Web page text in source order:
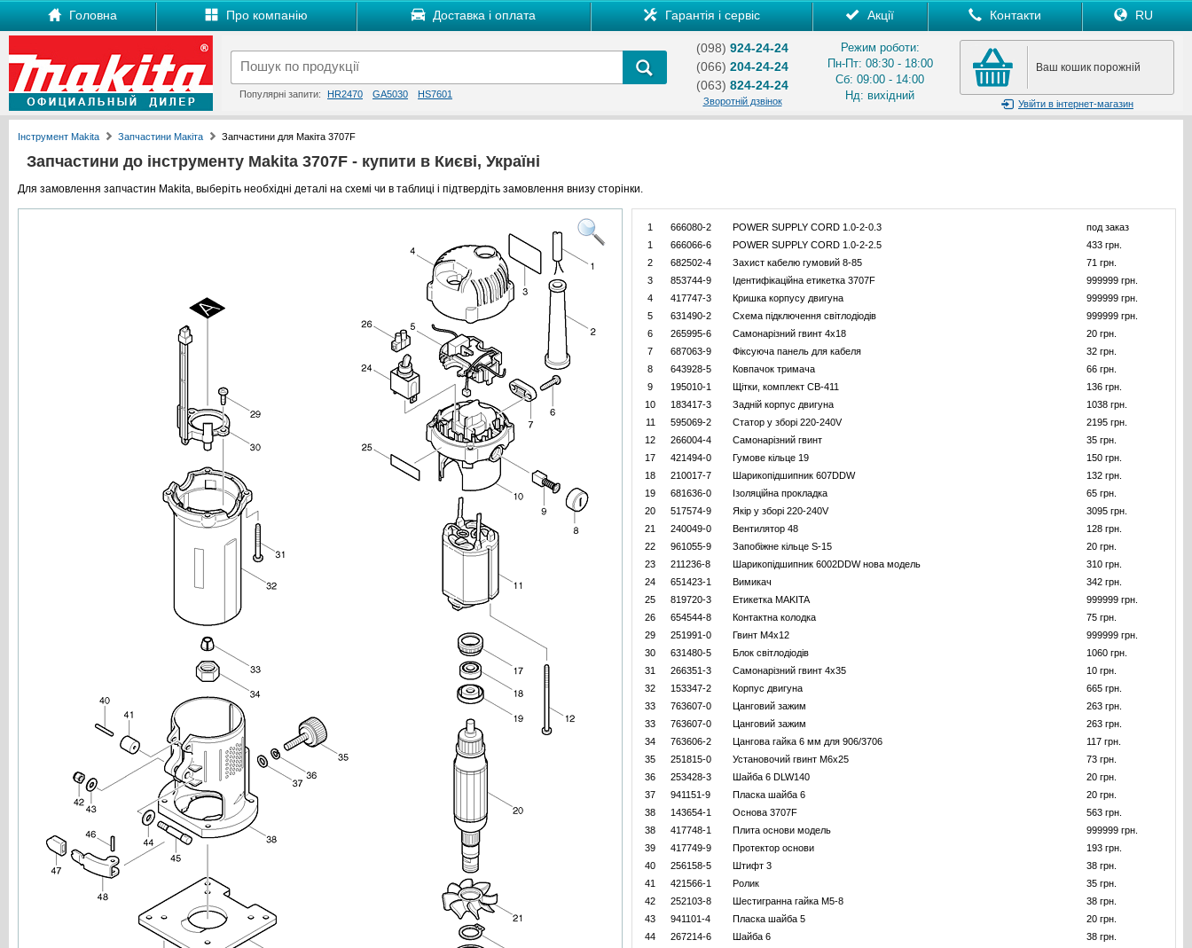
Головна Про компанію Доставка і оплата Гарантія і сервіс Акції Контакти RU
Популярні запити: HR2470 GA5030 HS7601
(098) 924-24-24
(066) 204-24-24
(063) 824-24-24
Зворотній дзвінок
Режим роботи:
Пн-Пт: 08:30 - 18:00
Сб: 09:00 - 14:00
Нд: вихідний
Ваш кошик порожній
Увійти в інтернет-магазин
Інструмент Makita Запчастини Макіта Запчастини для Макіта 3707F
Запчастини до інструменту Makita 3707F - купити в Києві, Україні
Для замовлення запчастин Makita, выберіть необхідні деталі на схемі чи в таблиці і підтвердіть замовлення внизу сторінки.
1 666080-2 POWER SUPPLY CORD 1.0-2-0.3
под заказ
1
666066-6 POWER SUPPLY CORD 1.0-2-2.5
433 грн.
2
682502-4 Захист кабелю гумовий 8-85
71 грн.
3
853744-9 Ідентифікаційна етикетка 3707F
999999 грн.
4
417747-3 Кришка корпусу двигуна
999999 грн.
5
631490-2 Схема підключення світлодіодів
999999 грн.
6
265995-6 Самонарізний гвинт 4x18
20 грн.
7
687063-9 Фіксуюча панель для кабеля
32 грн.
8
643928-5 Ковпачок тримача
66 грн.
9
195010-1 Щітки, комплект CB-411
136 грн.
10
183417-3 Задній корпус двигуна
1038 грн.
11
595069-2 Статор у зборі 220-240V
2195 грн.
12
266004-4 Самонарізний гвинт
35 грн.
17
421494-0 Гумове кільце 19
150 грн.
18
210017-7 Шарикопідшипник 607DDW
132 грн.
19
681636-0 Ізоляційна прокладка
65 грн.
20
517574-9 Якір у зборі 220-240V
3095 грн.
21
240049-0 Вентилятор 48
128 грн.
22
961055-9 Запобіжне кільце S-15
20 грн.
23
211236-8 Шарикопідшипник 6002DDW нова модель
310 грн.
24
651423-1 Вимикач
342 грн.
25
819720-3 Етикетка MAKITA
999999 грн.
26
654544-8 Контактна колодка
75 грн.
29
251991-0 Гвинт M4x12
999999 грн.
30
631480-5 Блок світлодіодів
1060 грн.
31
266351-3 Самонарізний гвинт 4x35
10 грн.
32
153347-2 Корпус двигуна
665 грн.
33
763607-0 Цанговий зажим
263 грн.
33
763607-0 Цанговий зажим
263 грн.
34
763606-2 Цангова гайка 6 мм для 906/3706
117 грн.
35
251815-0 Установочий гвинт M6x25
73 грн.
36
253428-3 Шайба 6 DLW140
20 грн.
37
941151-9 Пласка шайба 6
20 грн.
38
143654-1 Основа 3707F
563 грн.
38
417748-1 Плита основи модель
999999 грн.
39
417749-9 Протектор основи
193 грн.
40
256158-5 Штифт 3
38 грн.
41
421566-1 Ролик
35 грн.
42
252103-8 Шестигранна гайка M5-8
38 грн.
43
941101-4 Пласка шайба 5
20 грн.
44
267214-6 Шайба 6
38 грн.